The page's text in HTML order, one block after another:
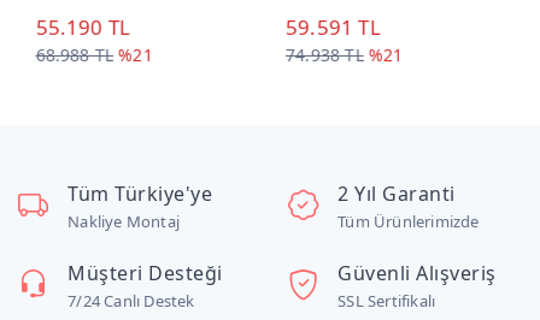
55.190 TL
68.988 TL %21
59.591 TL
74.938 TL %21
Tüm Türkiye'ye
Nakliye Montaj
2 Yıl Garanti
Tüm Ürünlerimizde
Müşteri Desteği
7/24 Canlı Destek
Güvenli Alışveriş
SSL Sertifikalı